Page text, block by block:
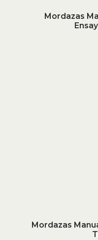
Mordazas
Mordazas